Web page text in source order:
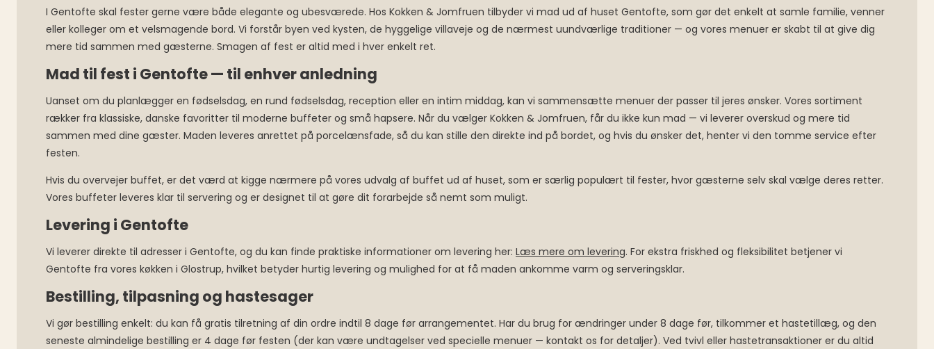
I Gentofte skal fester gerne være både elegante og ubesværede. Hos Kokken & Jomfruen tilbyder vi mad ud af huset Gentofte, som gør det enkelt at samle familie, venner
eller kolleger om et velsmagende bord. Vi forstår byen ved kysten, de hyggelige villaveje og de nærmest uundværlige traditioner — og vores menuer er skabt til at give dig
mere tid sammen med gæsterne. Smagen af fest er altid med i hver enkelt ret.
Mad til fest i Gentofte — til enhver anledning
Uanset om du planlægger en fødselsdag, en rund fødselsdag, reception eller en intim middag, kan vi sammensætte menuer der passer til jeres ønsker. Vores sortiment
rækker fra klassiske, danske favoritter til moderne buffeter og små hapsere. Når du vælger Kokken & Jomfruen, får du ikke kun mad — vi leverer overskud og mere tid
sammen med dine gæster. Maden leveres anrettet på porcelænsfade, så du kan stille den direkte ind på bordet, og hvis du ønsker det, henter vi den tomme service efter
festen.
Hvis du overvejer buffet, er det værd at kigge nærmere på vores udvalg af buffet ud af huset, som er særlig populært til fester, hvor gæsterne selv skal vælge deres retter.
Vores buffeter leveres klar til servering og er designet til at gøre dit forarbejde så nemt som muligt.
Levering i Gentofte
Vi leverer direkte til adresser i Gentofte, og du kan finde praktiske informationer om levering her: Læs mere om levering. For ekstra friskhed og fleksibilitet betjener vi
Gentofte fra vores køkken i Glostrup, hvilket betyder hurtig levering og mulighed for at få maden ankomme varm og serveringsklar.
Bestilling, tilpasning og hastesager
Vi gør bestilling enkelt: du kan få gratis tilretning af din ordre indtil 8 dage før arrangementet. Har du brug for ændringer under 8 dage før, tilkommer et hastetillæg, og den
seneste almindelige bestilling er 4 dage før festen (der kan være undtagelser ved specielle menuer — kontakt os for detaljer). Ved tvivl eller hastetransaktioner er du altid